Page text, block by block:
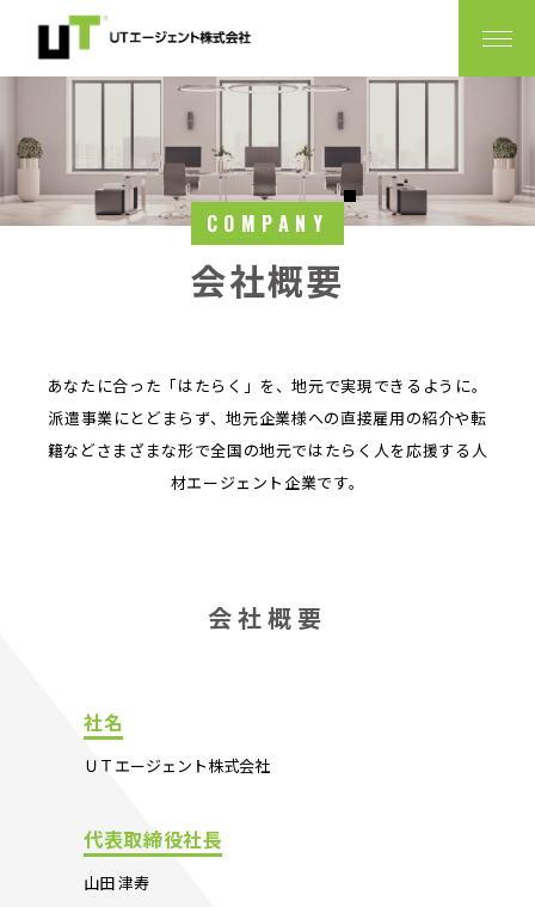
COMPANY
会社概要
あなたに合った「はたらく」を、地元で実現できるように。
派遣事業にとどまらず、地元企業様への直接雇用の紹介や転
籍などさまざまな形で全国の地元ではたらく人を応援する人
材エージェント企業です。
会社概要
社名
ＵＴエージェント株式会社
代表取締役社長
山田 津寿